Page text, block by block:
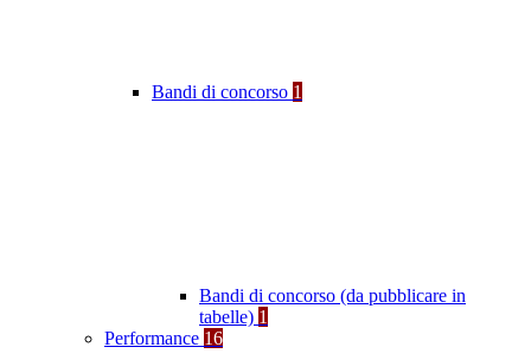
Bandi di concorso 1
Bandi di concorso (da pubblicare in
tabelle) 1
Performance 16